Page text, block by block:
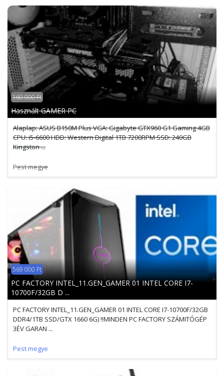
160 000 Ft
Használt GAMER PC
Alaplap: ASUS B150M Plus VGA: Gigabyte GTX960 G1 Gaming 4GB
CPU: i5-6600 HDD: Western Digital 1TB 7200RPM SSD: 240GB
Kingston ...
Pest megye
569 000 Ft
PC FACTORY INTEL_11.GEN_GAMER 01 INTEL CORE I7-
10700F/32GB D ...
PC FACTORY INTEL_11.GEN_GAMER 01 INTEL CORE I7-10700F/32GB
DDR4/1TB SSD/GTX 1660 6G) !!MINDEN PC FACTORY SZÁMITÓGÉP
3ÉV GARAN ...
Pest megye